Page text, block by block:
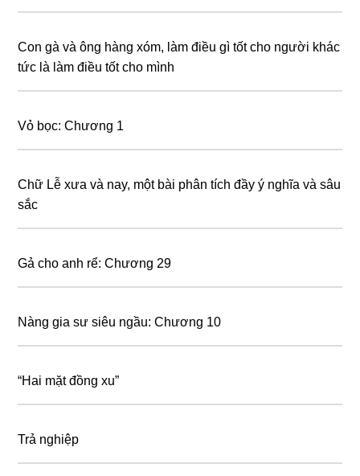
Con gà và ông hàng xóm, làm điều gì tốt cho người khác
tức là làm điều tốt cho mình
Vỏ bọc: Chương 1
Chữ Lễ xưa và nay, một bài phân tích đầy ý nghĩa và sâu
sắc
Gả cho anh rể: Chương 29
Nàng gia sư siêu ngầu: Chương 10
“Hаі mặt đồnɡ хu”
Trả nghiệp